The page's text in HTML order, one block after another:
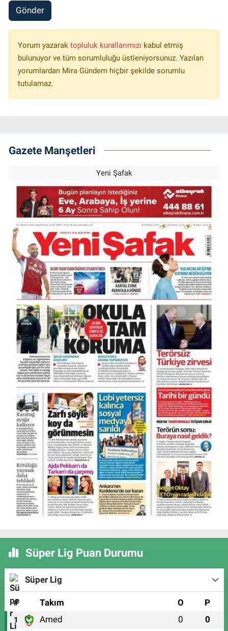
Gönder
Yorum yazarak topluluk kurallarımızı kabul etmiş
bulunuyor ve tüm sorumluluğu üstleniyorsunuz. Yazılan
yorumlardan Mira Gündem hiçbir şekilde sorumlu
tutulamaz.
Gazete Manşetleri
Yeni Şafak
Süper Lig Puan Durumu
Süper Lig
# Takım O P
1 Amed 0 0